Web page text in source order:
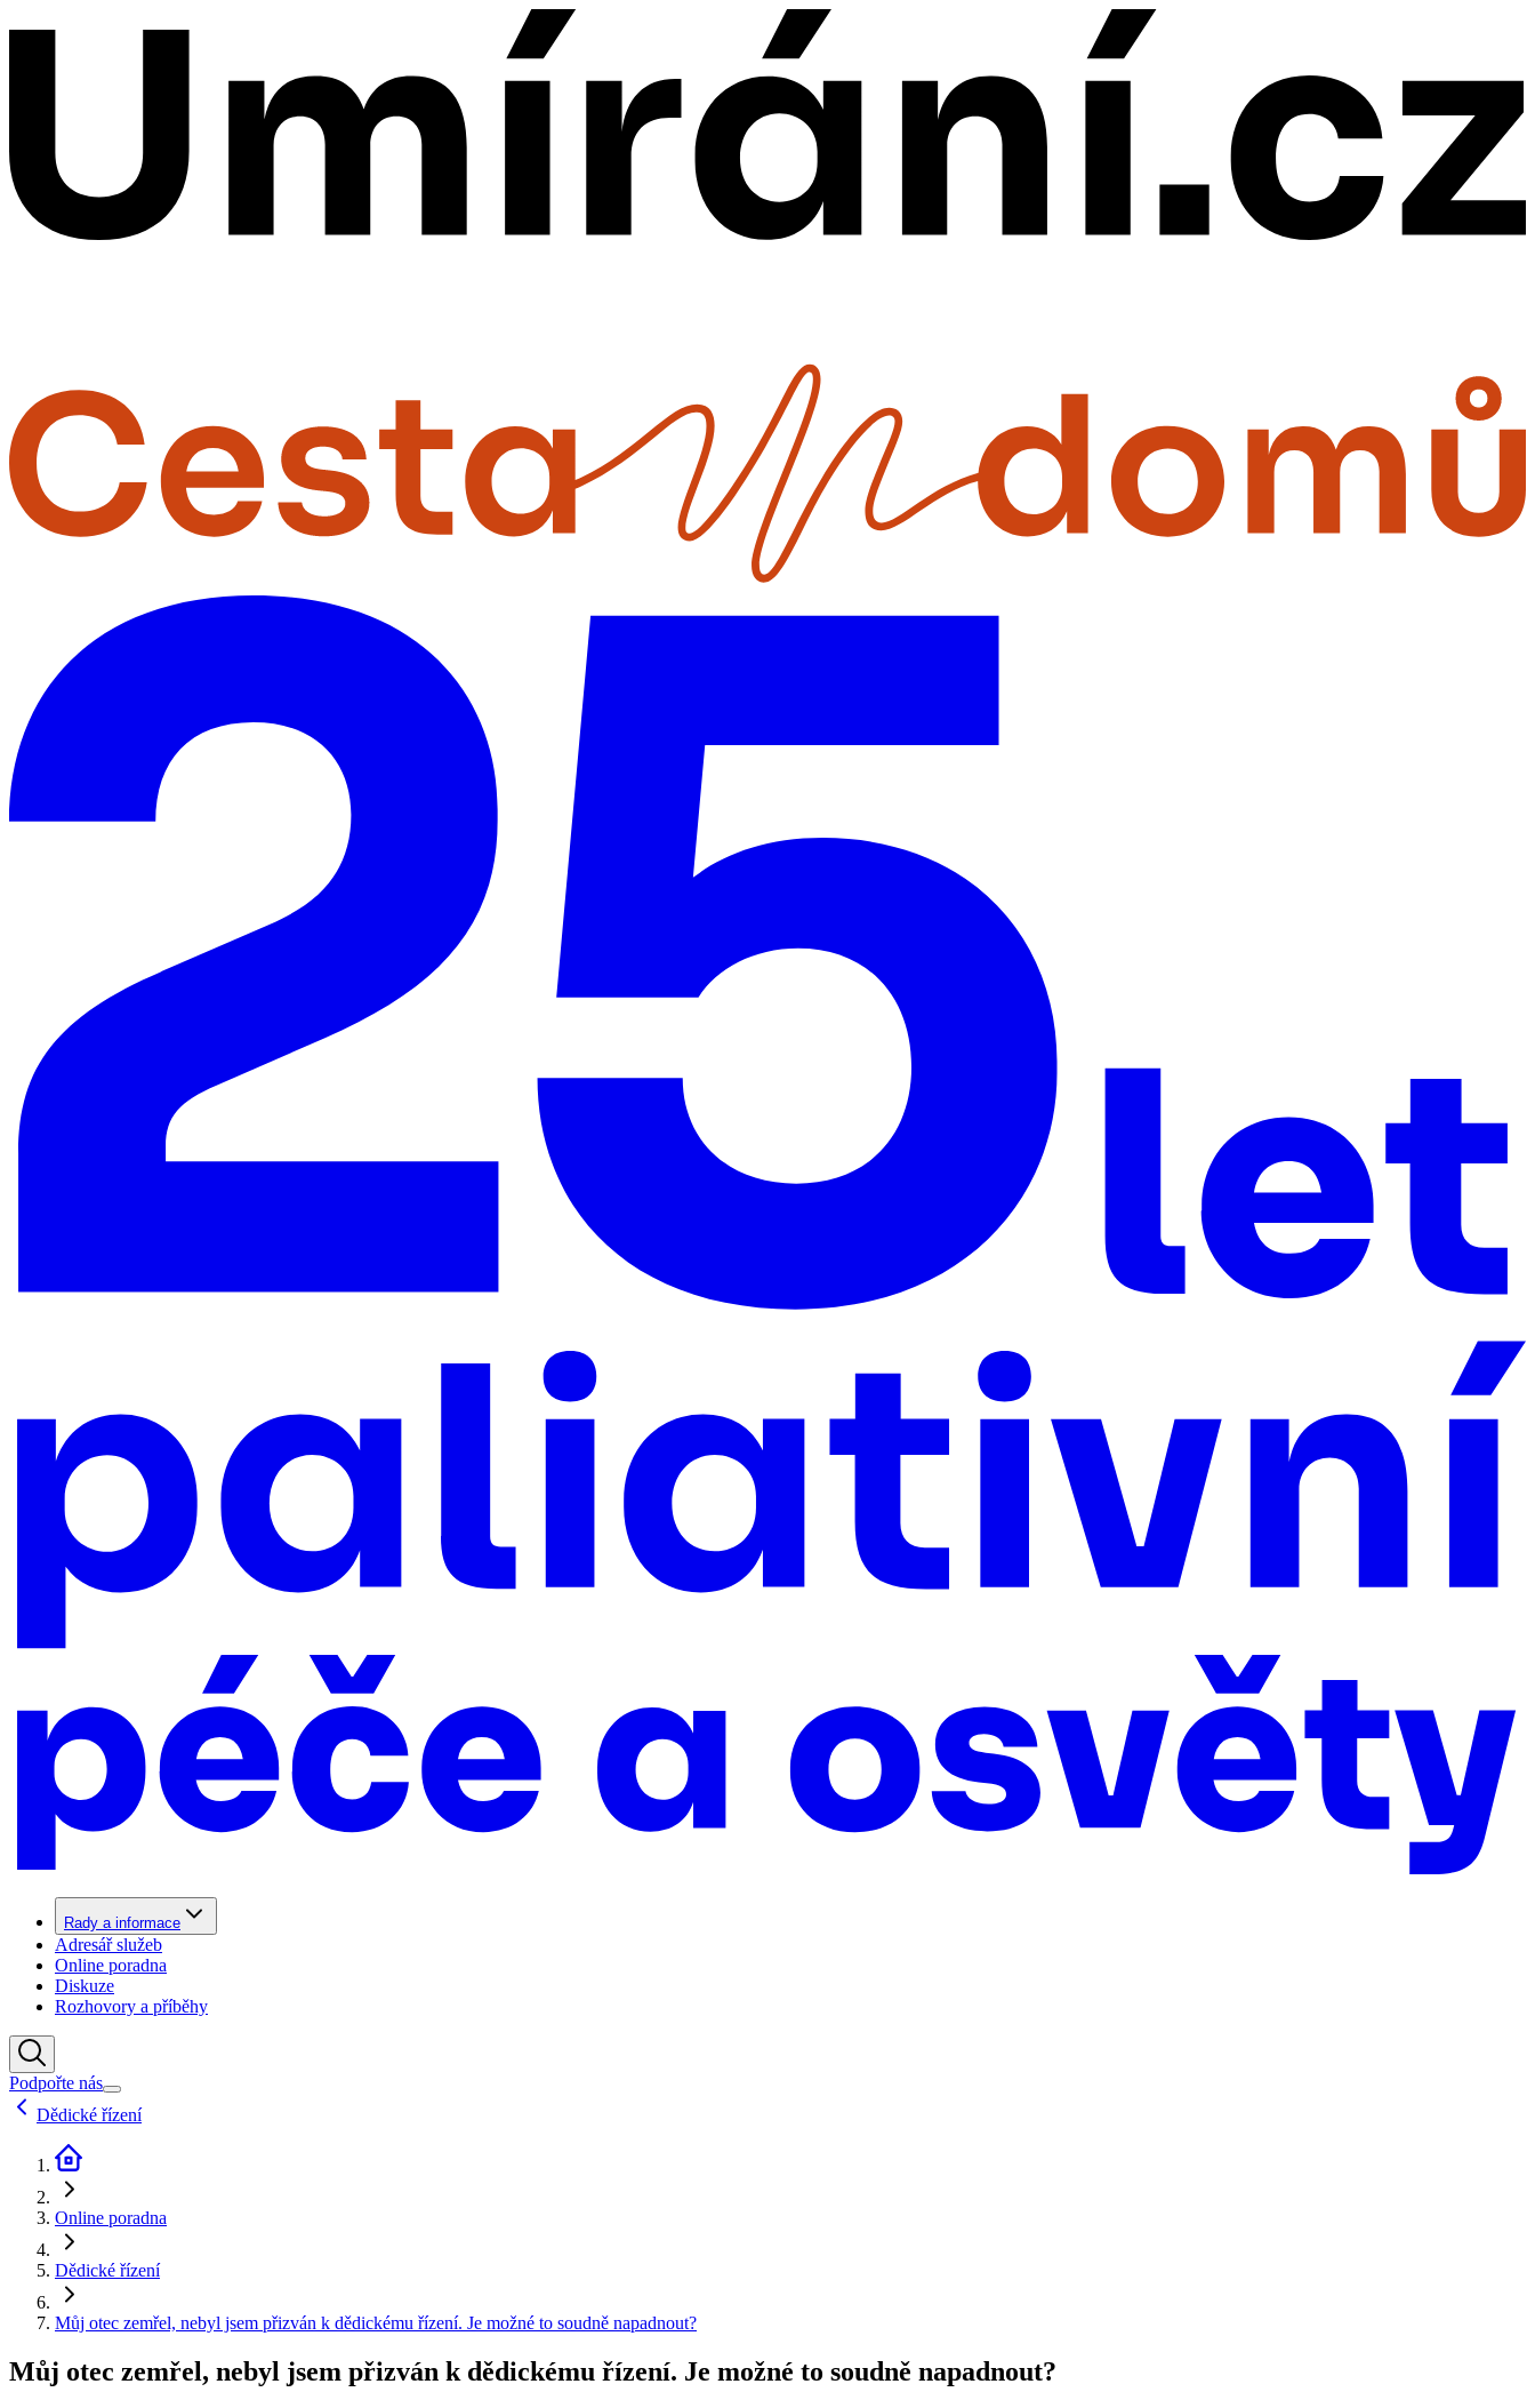
Rady a informace
Adresář služeb
Online poradna
Diskuze
Rozhovory a příběhy
Podpořte nás
Dědické řízení
Online poradna
Dědické řízení
Můj otec zemřel, nebyl jsem přizván k dědickému řízení. Je možné to soudně napadnout?
Můj otec zemřel, nebyl jsem přizván k dědickému řízení. Je možné to soudně napadnout?